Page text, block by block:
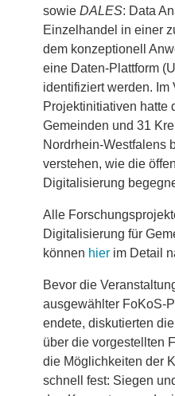
sowie DALES: Data
Einzelhandel in einer
dem konzeptionell
eine Daten-Plattform
identifiziert werden. Im
Projektinitiativen hatte
Gemeinden und 31
Nordrhein-Westfalens
verstehen, wie die
Digitalisierung
Alle
Digitalisierung für
können hierim Detail
Bevor die
ausgewählter FoKoS-
endete, diskutierten
über die vorgestellten
die Möglichkeiten der
schnell fest: Siegen